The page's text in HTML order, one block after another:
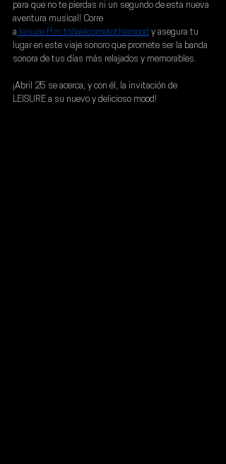
para que no te pierdas ni un segundo de esta nueva
aventura musical! Corre
a leisure.ffm.to/welcometothemood y asegura tu
lugar en este viaje sonoro que promete ser la banda
sonora de tus días más relajados y memorables.
¡Abril 25 se acerca, y con él, la invitación de
LEISURE a su nuevo y delicioso mood!